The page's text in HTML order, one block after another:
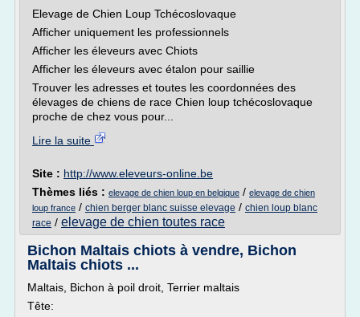
Elevage de Chien Loup Tchécoslovaque
Afficher uniquement les professionnels
Afficher les éleveurs avec Chiots
Afficher les éleveurs avec étalon pour saillie
Trouver les adresses et toutes les coordonnées des
élevages de chiens de race Chien loup tchécoslovaque
proche de chez vous pour...
Lire la suite
Site : http://www.eleveurs-online.be
Thèmes liés : elevage de chien loup en belgique / elevage de chien
loup france / chien berger blanc suisse elevage / chien loup blanc
race / elevage de chien toutes race
Bichon Maltais chiots à vendre, Bichon
Maltais chiots ...
Maltais, Bichon à poil droit, Terrier maltais
Tête: